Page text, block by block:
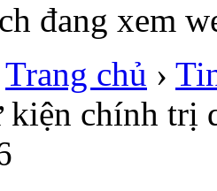
đang xem
Trang chủ ›
kiện chính trị